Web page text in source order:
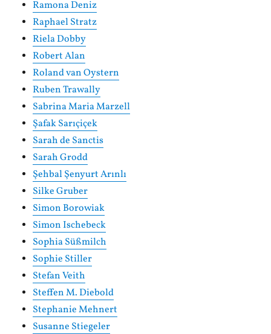
Ramona Deniz
Raphael Stratz
Riela Dobby
Robert Alan
Roland van Oystern
Ruben Trawally
Sabrina Maria Marzell
Şafak Sarıçiçek
Sarah de Sanctis
Sarah Grodd
Şehbal Şenyurt Arınlı
Silke Gruber
Simon Borowiak
Simon Ischebeck
Sophia Süßmilch
Sophie Stiller
Stefan Veith
Steffen M. Diebold
Stephanie Mehnert
Susanne Stiegeler